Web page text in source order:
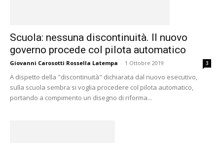
Scuola: nessuna discontinuità. Il nuovo
governo procede col pilota automatico
Giovanni Carosotti Rossella Latempa - 1 Ottobre 2019 3
A dispetto della "discontinuità" dichiarata dal nuovo esecutivo,
sulla scuola sembra si voglia procedere col pilota automatico,
portando a compimento un disegno di riforma...